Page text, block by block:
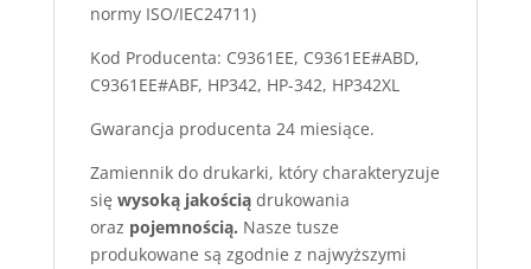
normy ISO/IEC24711)
Kod Producenta: C9361EE, C9361EE#ABD,
C9361EE#ABF, HP342, HP-342, HP342XL
Gwarancja producenta 24 miesiące.
Zamiennik do drukarki, który charakteryzuje
się wysoką jakościądrukowania
oraz pojemnością. Nasze tusze
produkowane są zgodnie z najwyższymi